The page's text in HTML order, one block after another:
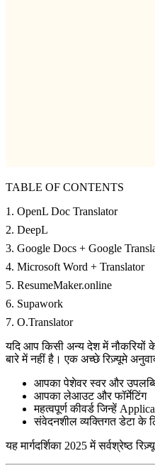
TABLE OF CONTENTS
1. OpenL Doc Translator
2. DeepL
3. Google Docs + Google
4. Microsoft Word + Translator
5. ResumeMaker.online
6. Supawork
7. O.Translator
यदि आप किसी अन्य देश में नौकरियों
बारे में नहीं है। एक अच्छे रिज़्यूमे
आपका पेशेवर स्वर और
आपका लेआउट और फॉर्मेटिंग
महत्वपूर्ण कीवर्ड जिन्हें
संवेदनशील व्यक्तिगत डेटा के
यह मार्गदर्शिका 2025 में